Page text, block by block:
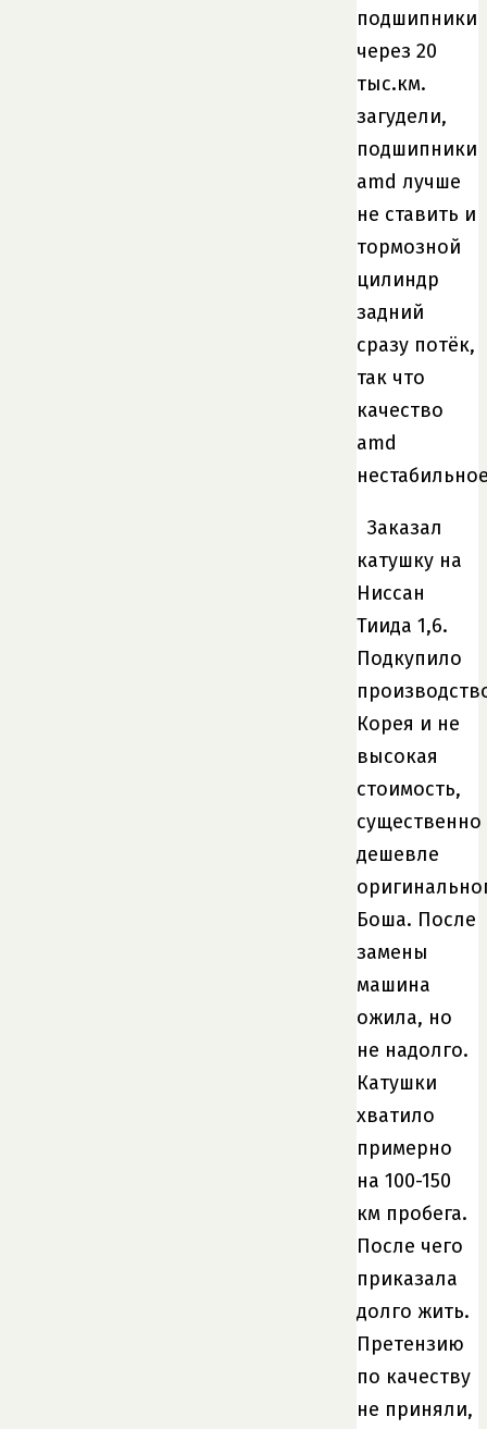
подшипники
через 20
тыс.км.
загудели,
подшипники
amd лучше
не ставить и
тормозной
цилиндр
задний
сразу потёк,
так что
качество
amd
Заказал
катушку на
Ниссан
Тиида 1,6.
Подкупило
Корея и не
высокая
стоимость,
существенно
дешевле
Боша. После
замены
машина
ожила, но
не надолго.
Катушки
хватило
примерно
на 100-150
км пробега.
После чего
приказала
долго жить.
Претензию
по качеству
не приняли,